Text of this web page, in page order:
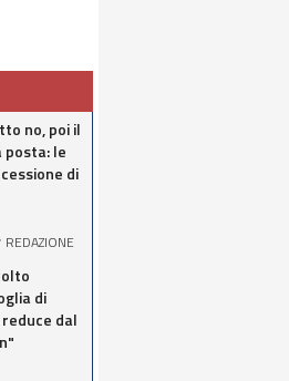
no, poi il
posta: le
di
REDAZIONE
di
dal